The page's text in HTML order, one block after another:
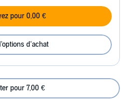
pour 0,00 €
d'achat
pour 7,00 €